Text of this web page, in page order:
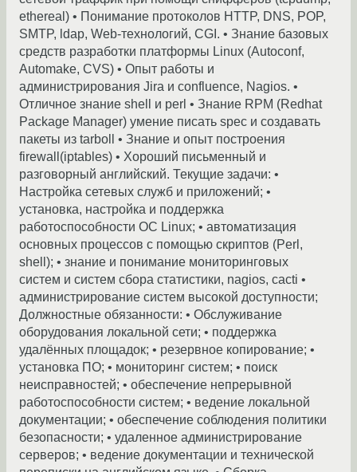
ethereal) • Понимание протоколов HTTP, DNS, POP,
SMTP, ldap, Web-технологий, CGI. • Знание базовых
средств разработки платформы Linux (Autoconf,
Automake, CVS) • Опыт работы и
администрирования Jira и confluence, Nagios. •
Отличное знание shell и perl • Знание RPM (Redhat
Package Manager) умение писать spec и создавать
пакеты из tarboll • Знание и опыт построения
firewall(iptables) • Хороший письменный и
разговорный английский. Текущие задачи: •
Настройка сетевых служб и приложений; •
установка, настройка и поддержка
работоспособности ОС Linux; • автоматизация
основных процессов с помощью скриптов (Perl,
shell); • знание и понимание мониторинговых
систем и систем сбора статистики, nagios, cacti •
администрирование систем высокой доступности;
Должностные обязанности: • Обслуживание
оборудования локальной сети; • поддержка
удалённых площадок; • резервное копирование; •
установка ПО; • мониторинг систем; • поиск
неисправностей; • обеспечение непрерывной
работоспособности систем; • ведение локальной
документации; • обеспечение соблюдения политики
безопасности; • удаленное администрирование
серверов; • ведение документации и технической